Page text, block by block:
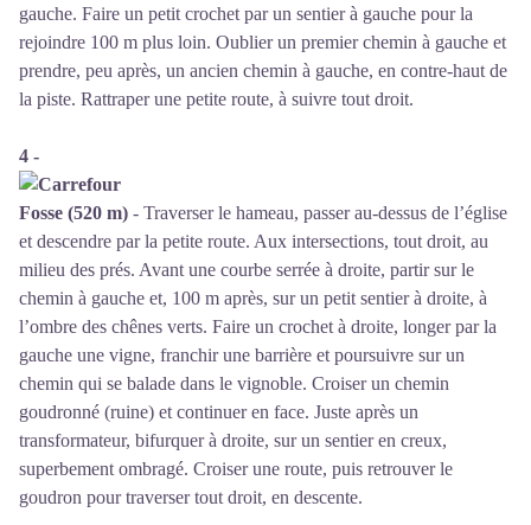
gauche. Faire un petit crochet par un sentier à gauche pour la
rejoindre 100 m plus loin. Oublier un premier chemin à gauche et
prendre, peu après, un ancien chemin à gauche, en contre-haut de
la piste. Rattraper une petite route, à suivre tout droit.
4 -
Fosse (520 m) - Traverser le hameau, passer au-dessus de l’église
et descendre par la petite route. Aux intersections, tout droit, au
milieu des prés. Avant une courbe serrée à droite, partir sur le
chemin à gauche et, 100 m après, sur un petit sentier à droite, à
l’ombre des chênes verts. Faire un crochet à droite, longer par la
gauche une vigne, franchir une barrière et poursuivre sur un
chemin qui se balade dans le vignoble. Croiser un chemin
goudronné (ruine) et continuer en face. Juste après un
transformateur, bifurquer à droite, sur un sentier en creux,
superbement ombragé. Croiser une route, puis retrouver le
goudron pour traverser tout droit, en descente.